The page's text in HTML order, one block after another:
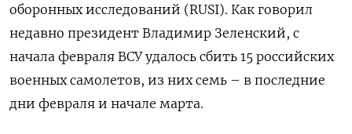
оборонных исследований (RUSI). Как говорил
недавно президент Владимир Зеленский, с
начала февраля ВСУ удалось сбить 15 российских
военных самолетов, из них семь – в последние
дни февраля и начале марта.